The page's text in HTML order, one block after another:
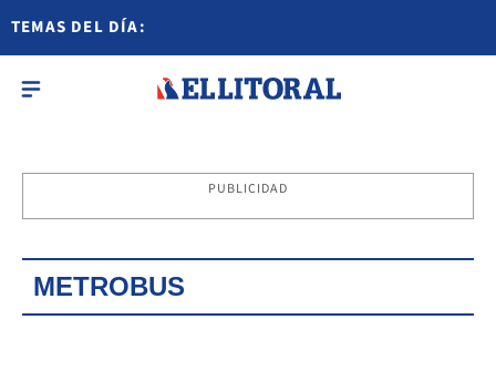
TEMAS DEL DÍA:
PUBLICIDAD
METROBUS